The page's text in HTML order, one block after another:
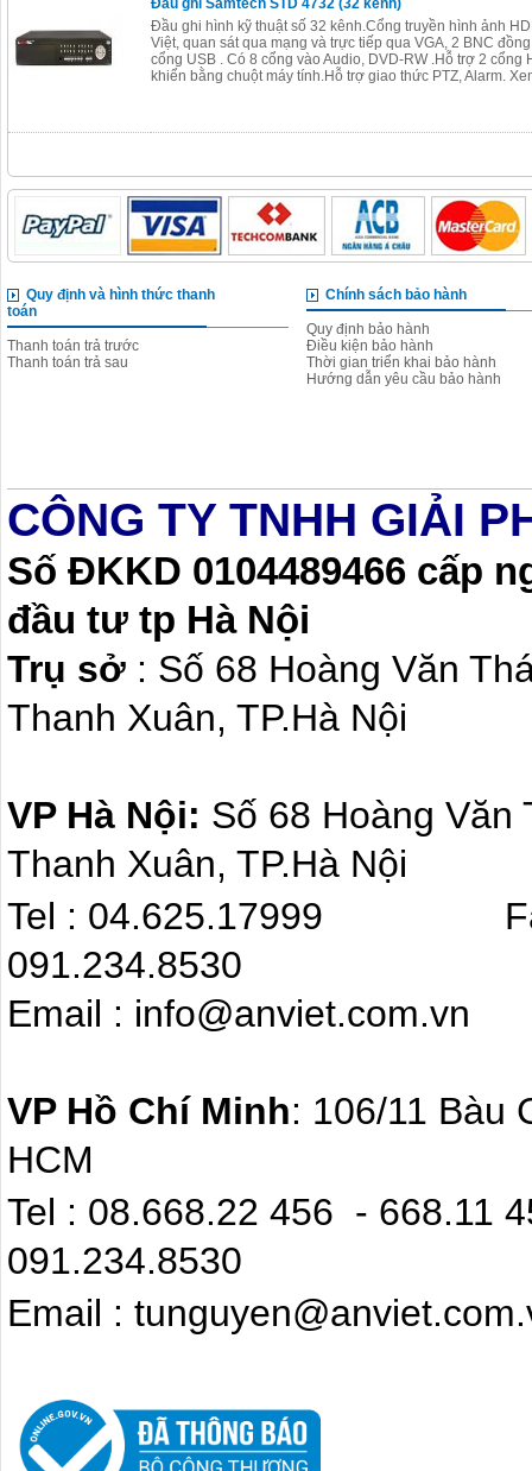
Đầu ghi Samtech STD 4732 (32 kênh)
Đầu ghi hình kỹ thuật số 32 kênh.Cổng truyền hình ảnh
Việt, quan sát qua mạng và trực tiếp qua VGA, 2 BNC
cổng USB . Có 8 cổng vào Audio, DVD-RW .Hỗ trợ 2 cổng
khiển bằng chuột máy tính.Hỗ trợ giao thức PTZ, Alarm.
Quy định và hình thức thanh
toán
Thanh toán trả trước
Thanh toán trả sau
Chính sách bảo hành
Quy định bảo hành
Điều kiện bảo hành
Thời gian triển khai bảo hành
Hướng dẫn yêu cầu bảo hành
CÔNG TY TNHH GIẢI
Số ĐKKD 0104489466 cấp
đầu tư tp Hà Nội
Trụ sở : Số 68 Hoàng Văn
Thanh Xuân, TP.Hà Nội
VP Hà Nội: Số 68 Hoàng
Thanh Xuân, TP.Hà Nội
Tel : 04.625.17999
091.234.8530
Email :
VP Hồ Chí Minh: 106/11 Bàu
HCM
Tel : 08.668.22
091.234.8530
Email :